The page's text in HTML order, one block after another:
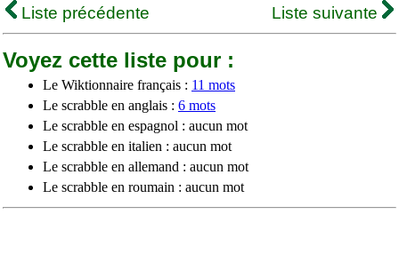
Liste précédente
Liste suivante
Voyez cette liste pour :
Le Wiktionnaire français : 11 mots
Le scrabble en anglais : 6 mots
Le scrabble en espagnol : aucun mot
Le scrabble en italien : aucun mot
Le scrabble en allemand : aucun mot
Le scrabble en roumain : aucun mot